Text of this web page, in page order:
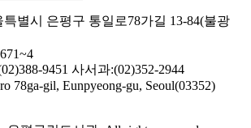
특별시 은평구 통일로78가길 13-84(불광
9451 사서과:(02)352-2944
78ga-gil, Eunpyeong-gu, Seoul(03352)